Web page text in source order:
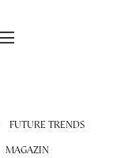
FUTURE TRENDS
MAGAZIN